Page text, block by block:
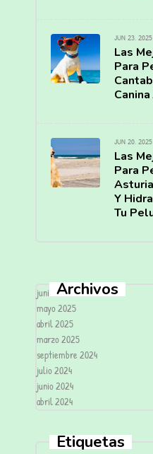
JUN 23, 2025
Las
Para
JUN 20, 2025
Las
Para
Y
Tu
Archivos
junio 2025
mayo 2025
abril 2025
marzo 2025
septiembre 2024
julio 2024
junio 2024
abril 2024
Etiquetas